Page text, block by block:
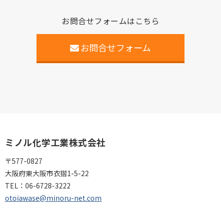
お問合せフォームはこちら
お問合せフォーム
ミノル化学工業株式会社
〒577-0827
大阪府東大阪市衣摺1-5-22
TEL： 06-6728-3222
otoiawase@minoru-net.com